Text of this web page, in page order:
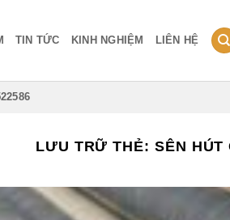
TIN TỨC KINH NGHIỆM LIÊN HỆ
LƯU TRỮ THẺ: SÊN HÚT